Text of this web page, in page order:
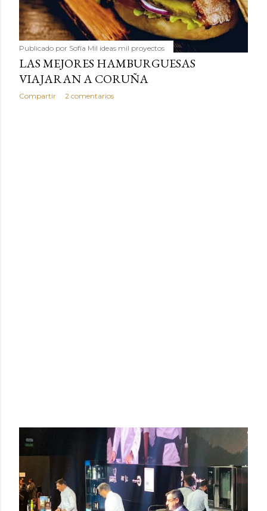
Publicado por Sofía Mil ideas mil proyectos
LAS MEJORES HAMBURGUESAS
VIAJARAN A CORUÑA
Compartir 2 comentarios